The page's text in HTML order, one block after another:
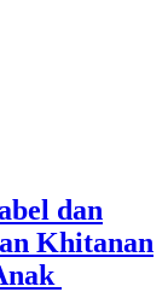
dan
Khitanan